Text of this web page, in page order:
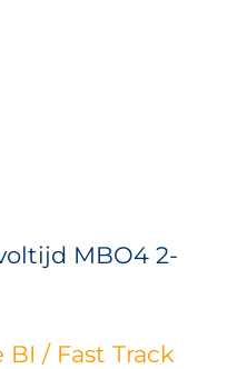
MBO4 2-
/ Fast Track